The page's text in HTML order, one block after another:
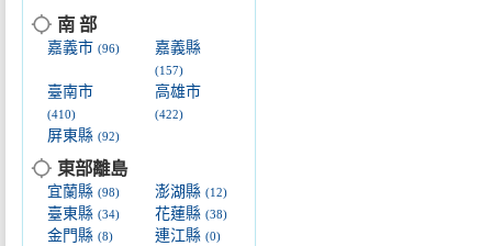
location_searching 南 部
嘉義市 (96) 嘉義縣
(157)
臺南市
(410)
高雄市
(422)
屏東縣 (92)
location_searching 東部離島
宜蘭縣 (98) 澎湖縣(12)
臺東縣 (34) 花蓮縣(38)
金門縣 (8) 連江縣(0)